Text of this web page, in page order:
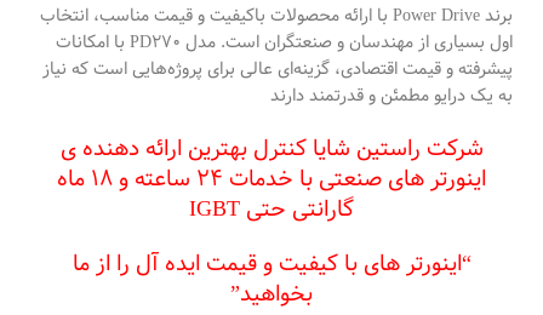
برند Power Drive با ارائه محصولات باکیفیت و قیمت مناسب، انتخاب
اول بسیاری از مهندسان و صنعتگران است. مدل PD270 با امکانات
پیشرفته و قیمت اقتصادی، گزینه‌ای عالی برای پروژه‌هایی است که نیاز
به یک درایو مطمئن و قدرتمند دارند
شرکت راستین شایا کنترل بهترین ارائه دهنده ی
اینورتر های صنعتی با خدمات ۲۴ ساعته و ۱۸ ماه
گارانتی حتی IGBT
“اینورتر های با کیفیت و قیمت ایده آل را از ما
بخواهید”